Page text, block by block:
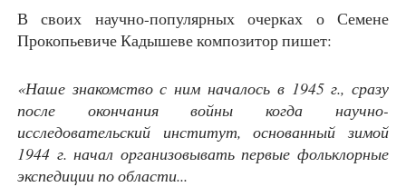
В своих научно-популярных очерках о Семене
Прокопьевиче Кадышеве композитор пишет:
«Наше знакомство с ним началось в 1945 г., сразу
после окончания войны когда научно-
исследовательский институт, основанный зимой
1944 г. начал организовывать первые фольклорные
экспедиции по области...